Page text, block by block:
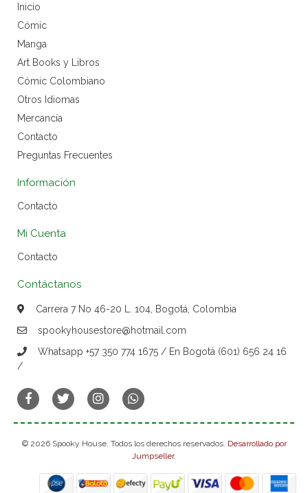
Inicio
Cómic
Manga
Art Books y Libros
Cómic Colombiano
Otros Idiomas
Mercancía
Contacto
Preguntas Frecuentes
Información
Contacto
Mi Cuenta
Contacto
Contáctanos
Carrera 7 No 46-20 L. 104, Bogotá, Colombia
spookyhousestore@hotmail.com
Whatsapp +57 350 774 1675 / En Bogotá (601) 656 24 16
/
© 2026 Spooky House. Todos los derechos reservados. Desarrollado por
Jumpseller.